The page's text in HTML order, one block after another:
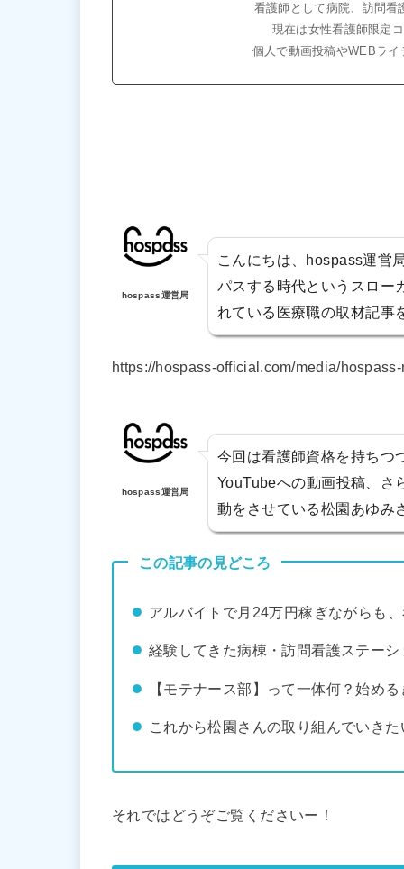
看護師として病院、訪問看
現在は女性看護師限定
個人で動画投稿やWEBラ
hospass運営局
こんにちは、hospass運営
パスする時代というスロー
れている医療職の取材記事
https://hospass-official.com/media/
hospass運営局
今回は看護師資格を持ちつ
YouTubeへの動画投稿、さ
動をさせている松園あゆみ
この記事の見どころ
アルバイトで月24万円稼ぎながらも
経験してきた病棟・訪問看護ステー
【モテナース部】って一体何？始め
これから松園さんの取り組んでいき
それではどうぞご覧くださいー！